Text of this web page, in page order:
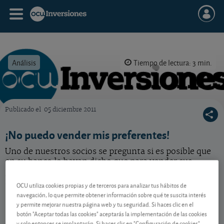
Análisis Tiempo de lectura: 3 min.
Publicado el 05 diciembre 2011
¡No puedo vender mis preferentes!
Uno de nuestros socios se pregunta si es posible que
en su banco le hayan dicho que para vender sus
normas de la CNMV. ¿Es cierto?
Contenido reservado a SOCIOS
OCU utiliza cookies propias y de terceros para analizar tus hábitos de
navegación, lo que permite obtener información sobre qué te suscita interés
y permite mejorar nuestra página web y tu seguridad. Si haces clic en el
botón "Aceptar todas las cookies" aceptarás la implementación de las cookies